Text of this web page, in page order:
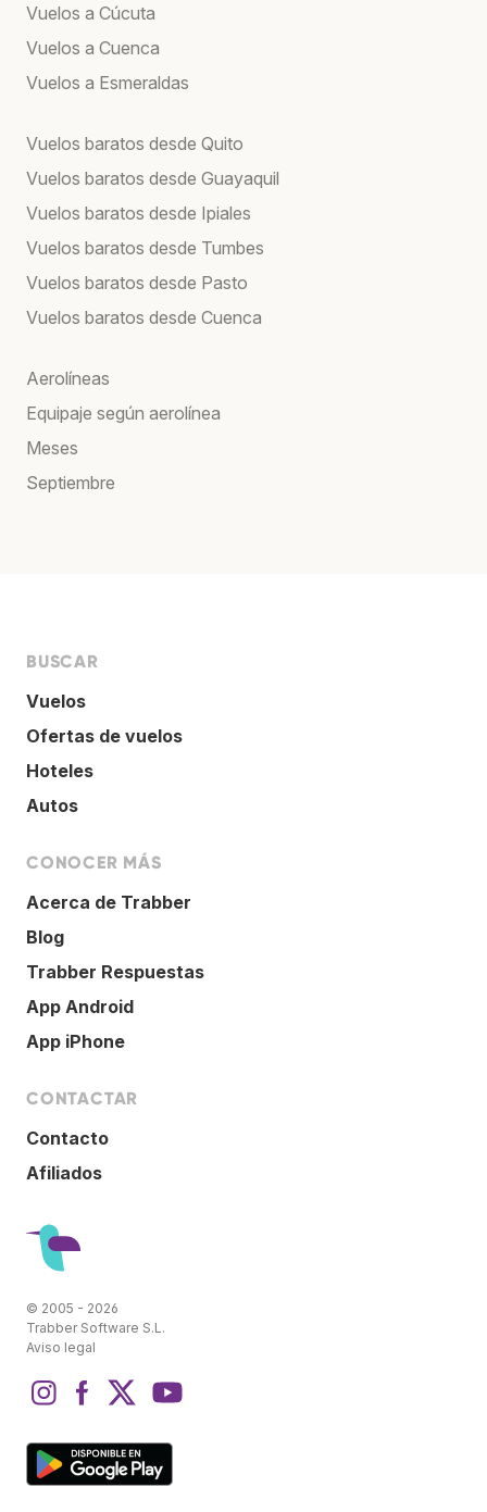
Vuelos a Cúcuta
Vuelos a Cuenca
Vuelos a Esmeraldas
Vuelos baratos desde Quito
Vuelos baratos desde Guayaquil
Vuelos baratos desde Ipiales
Vuelos baratos desde Tumbes
Vuelos baratos desde Pasto
Vuelos baratos desde Cuenca
Aerolíneas
Equipaje según aerolínea
Meses
Septiembre
BUSCAR
Vuelos
Ofertas de vuelos
Hoteles
Autos
CONOCER MÁS
Acerca de Trabber
Blog
Trabber Respuestas
App Android
App iPhone
CONTACTAR
Contacto
Afiliados
© 2005 - 2026
Trabber Software S.L.
Aviso legal